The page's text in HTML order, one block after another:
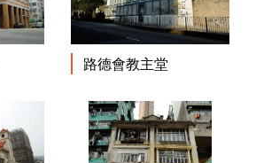
路德會教主堂